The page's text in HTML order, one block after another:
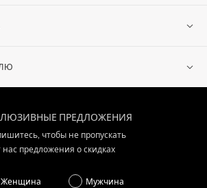
ПРЕДЛОЖЕНИЯ
чтобы не пропускать
нас предложения о скидках
Женщина Мужчина